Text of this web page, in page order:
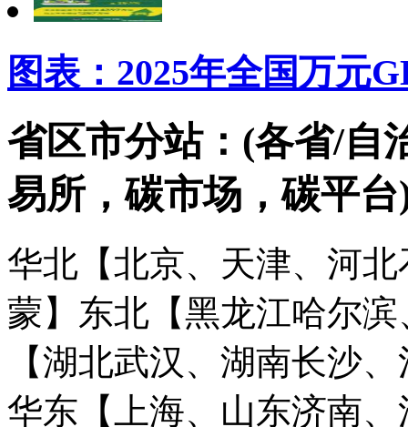
图表：2025年全国万元
省区市分站：(各省/自
易所，碳市场，碳平台
华北【北京、天津、河
蒙】 东北【黑龙江哈尔
【湖北武汉、湖南长沙
华东【上海、山东济南